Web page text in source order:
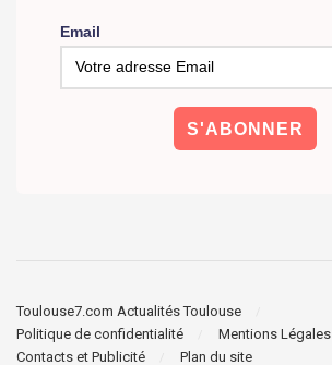
Email
Toulouse7.com Actualités Toulouse
Politique de confidentialité
Mentions Légales
Contacts et Publicité
Plan du site